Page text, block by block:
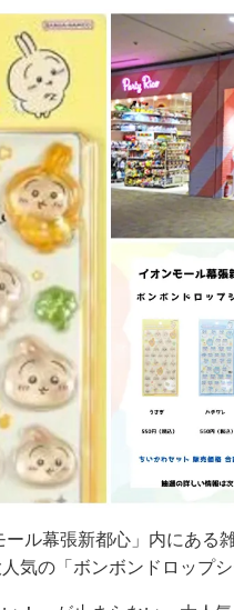
ル幕張新都心」内にある
気の「ボンボンドロップ